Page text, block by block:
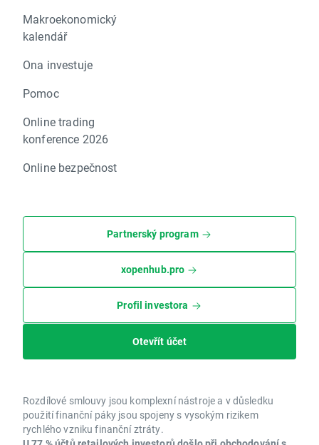
Makroekonomický
kalendář
Ona investuje
Pomoc
Online trading
konference 2026
Online bezpečnost
Partnerský program
xopenhub.pro
Profil investora
Otevřít účet
Rozdílové smlouvy jsou komplexní nástroje a v důsledku
použití finanční páky jsou spojeny s vysokým rizikem
rychlého vzniku finanční ztráty.